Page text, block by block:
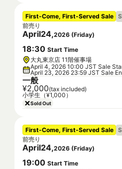
First-Come, First-Served Sale
前売り
April24,2026 (Friday)
18:30 Start Time
大丸東京店 11階催事場
April 4, 2026 10:00 JST Sale
April 23, 2026 23:59 JST Sale
一般
¥2,000(tax included)
小学生（¥1,000）
Sold Out
First-Come, First-Served Sale
前売り
April24,2026 (Friday)
19:00 Start Time